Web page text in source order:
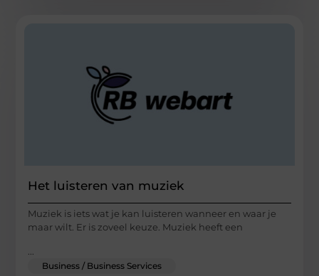
Het luisteren van muziek
Muziek is iets wat je kan luisteren wanneer en waar je
maar wilt. Er is zoveel keuze. Muziek heeft een
Business / Business Services